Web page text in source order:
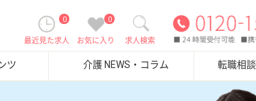
求人検索
0
お気に入り
0
最近見た求人
ツ 介護 NEWS・コラム 転職相談